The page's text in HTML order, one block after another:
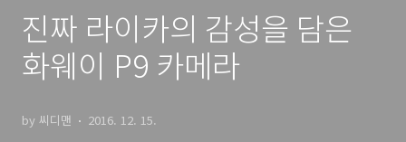
진짜 라이카의 감성을 담은
화웨이 P9 카메라
by 씨디맨 2016. 12. 15.